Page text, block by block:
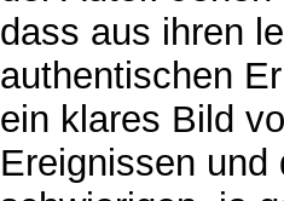
dass aus ihren
authentischen
ein klares Bild
Ereignissen und